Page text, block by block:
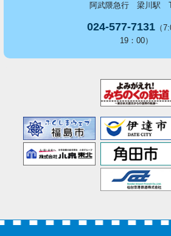
阿武隈急行 梁川駅
024-577-7131（
19：00）